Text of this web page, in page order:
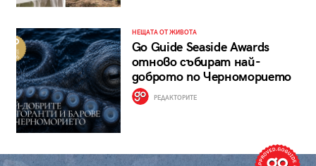
НЕЩАТА ОТ ЖИВОТА
Go Guide Seaside Awards
отново събират най-
доброто по Черноморието
РЕДАКТОРИТЕ